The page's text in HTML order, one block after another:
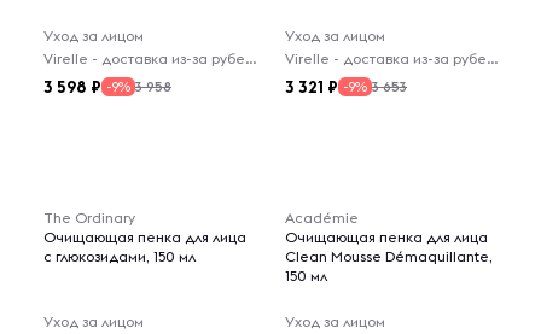
Уход за лицом
Virelle - доставка из-за рубежа
3 598 -9% 3 958
Уход за лицом
Virelle - доставка из-за рубежа
3 321 -9% 3 653
The Ordinary
Очищающая пенка для лица
с глюкозидами, 150 мл
Уход за лицом
Académie
Очищающая пенка для лица
Clean Mousse Démaquillante,
150 мл
Уход за лицом